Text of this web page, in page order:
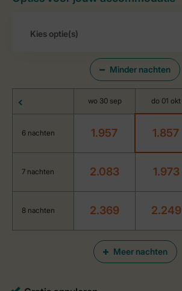
Minder nachten
Meer nachten
wo 30 sep do 01 okt
6 nachten 1.957 1.857
7 nachten 2.083 1.973
8 nachten 2.369 2.249